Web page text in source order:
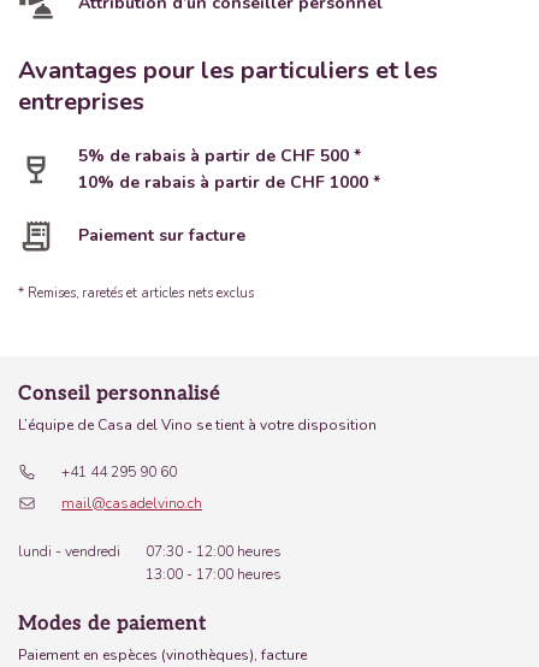
Avantages pour les particuliers et les
entreprises
5% de rabais à partir de CHF 500 *
10% de rabais à partir de CHF 1000 *
Paiement sur facture
* Remises, raretés et articles nets exclus
Conseil personnalisé
L’équipe de Casa del Vino se tient à votre disposition
+41 44 295 90 60
mail@casadelvino.ch
lundi - vendredi
07:30 - 12:00 heures
13:00 - 17:00 heures
Modes de paiement
Paiement en espèces (vinothèques), facture